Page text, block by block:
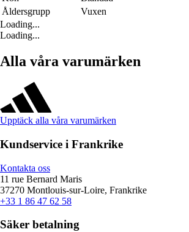
Åldersgrupp
Vuxen
Loading...
Loading...
Alla våra varumärken
Upptäck alla våra varumärken
Kundservice i Frankrike
Kontakta oss
11 rue Bernard Maris
37270 Montlouis-sur-Loire, Frankrike
+33 1 86 47 62 58
Säker betalning